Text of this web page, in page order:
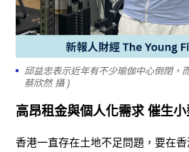
邱益忠表示近年有不少瑜伽中心倒閉，
蔡欣然 攝 )
高昂租金與個人化需求 催生
香港一直存在土地不足問題，要在